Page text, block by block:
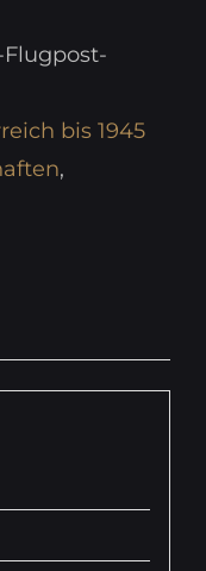
bis 1945
,